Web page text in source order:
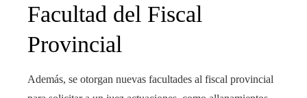
Facultad del Fiscal
Provincial
Además, se otorgan nuevas facultades al fiscal provincial